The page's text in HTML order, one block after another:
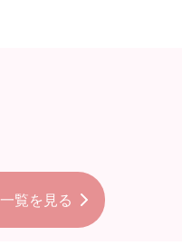
一覧を見る